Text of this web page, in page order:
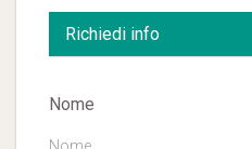
Richiedi info
Nome